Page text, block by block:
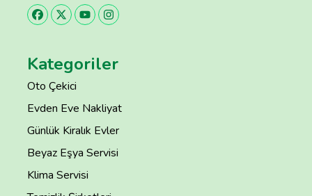
Kategoriler
Oto Çekici
Evden Eve Nakliyat
Günlük Kiralık Evler
Beyaz Eşya Servisi
Klima Servisi